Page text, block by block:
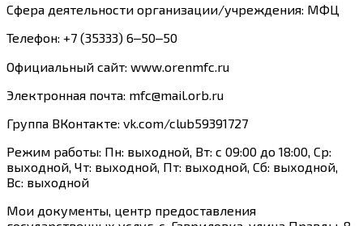
Сфера деятельности организации/учреждения: МФЦ
Телефон: +7 (35333) 6‒50‒50
Официальный сайт: www.orenmfc.ru
Электронная почта: mfc@mail.orb.ru
Группа ВКонтакте: vk.com/club59391727
Режим работы: Пн: выходной, Вт: с 09:00 до 18:00, Ср:
выходной, Чт: выходной, Пт: выходной, Сб: выходной,
Вс: выходной
Мои документы, центр предоставления